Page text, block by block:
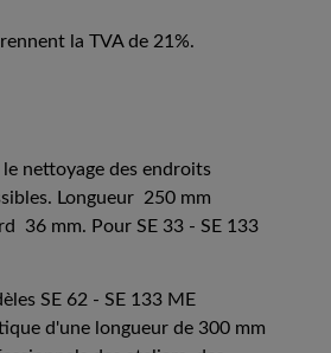
la TVA de 21%.
nettoyage des endroits
Longueur 250 mm
36 mm. Pour SE 33 - SE 133
SE 62 - SE 133 ME
d'une longueur de 300 mm